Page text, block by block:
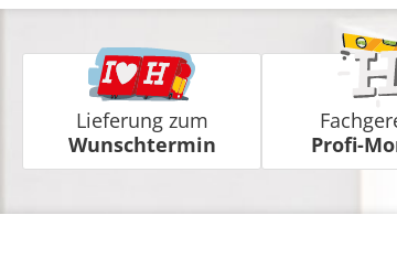
Lieferung zum
Wunschtermin
Profi-